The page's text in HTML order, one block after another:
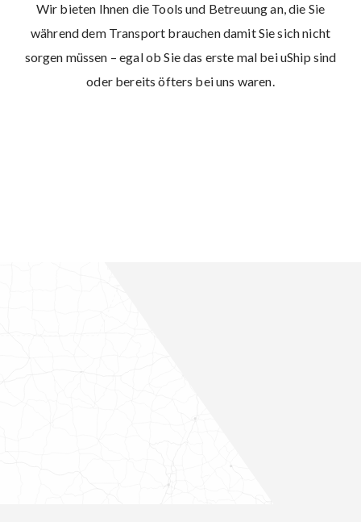
Wir bieten Ihnen die Tools und Betreuung an, die Sie
während dem Transport brauchen damit Sie sich nicht
sorgen müssen – egal ob Sie das erste mal bei uShip sind
oder bereits öfters bei uns waren.